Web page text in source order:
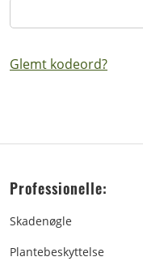
Glemt kodeord?
Professionelle:
Skadenøgle
Plantebeskyttelse